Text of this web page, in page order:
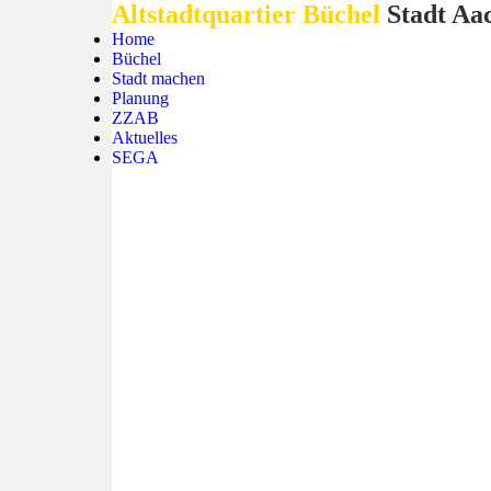
Altstadtquartier Büchel Stadt
Home
Büchel
Stadt machen
Planung
ZZAB
Aktuelles
SEGA